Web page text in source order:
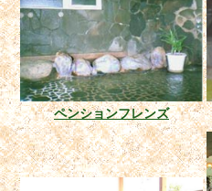
ペンションフレンズ